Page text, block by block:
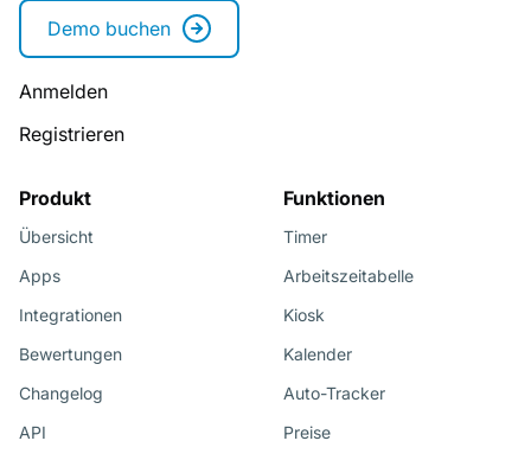
Demo buchen
Anmelden
Registrieren
Produkt
Übersicht
Apps
Integrationen
Bewertungen
Changelog
API
Funktionen
Timer
Arbeitszeitabelle
Kiosk
Kalender
Auto-Tracker
Preise